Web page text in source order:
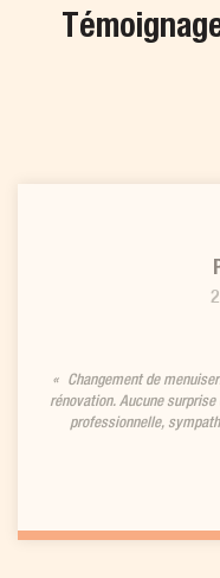
Changement de
rénovation. Aucune
professionnelle,